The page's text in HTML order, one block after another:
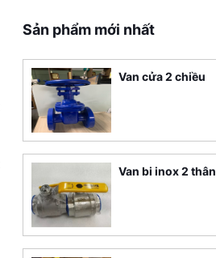
Sản phẩm mới nhất
Van cửa 2 chiều
Van bi inox 2 thân